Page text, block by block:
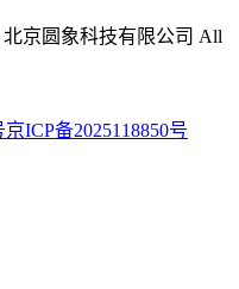
北京圆象科技有限公司 All
京ICP备2025118850号